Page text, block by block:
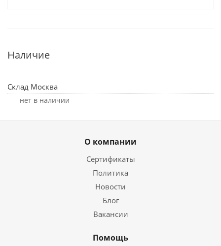
Наличие
Склад Москва
Нет в наличии
О компании
Сертификаты
Политика
Новости
Блог
Вакансии
Помощь